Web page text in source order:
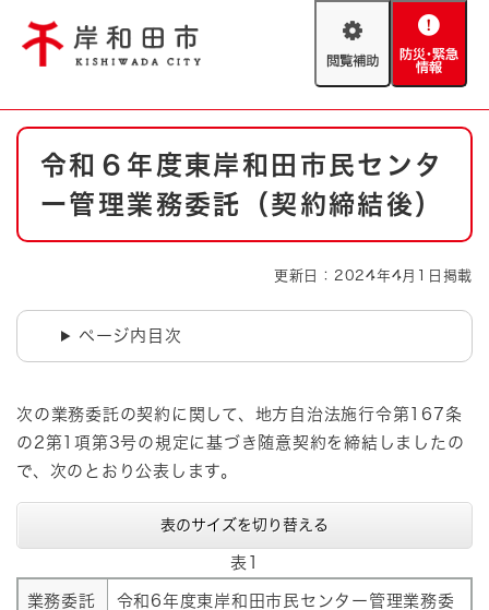
閲
助
防
緊
情
報
やさしい日本語
防災・緊急情報 救急・消防
ハザードマップ AED設置箇所
本
令和６年度東岸和田市民センタ
ー管理業務委託（契約締結後）
更新日：2024年4月1日掲載
ページ内目次
次の業務委託の契約に関して、地方自治法施行令第167条
の2第1項第3号の規定に基づき随意契約を締結しましたの
で、次のとおり公表します。
表のサイズを切り替える
表1
業務委託
令和6年度東岸和田市民センター管理業務委